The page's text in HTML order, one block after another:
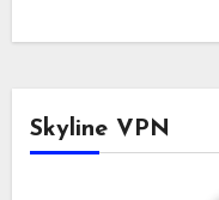
Skyline VPN